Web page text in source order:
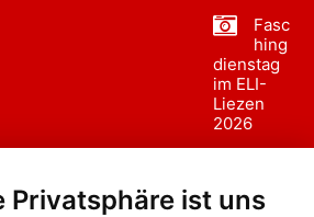
Privatsphäre ist uns
Fasc
hing
dienstag
im ELI-
Liezen
2026
sumzug